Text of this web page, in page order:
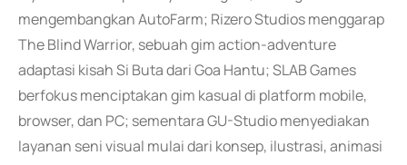
mengembangkan AutoFarm; Rizero Studios menggarap
The Blind Warrior, sebuah gim action-adventure
adaptasi kisah Si Buta dari Goa Hantu; SLAB Games
berfokus menciptakan gim kasual di platform mobile,
browser, dan PC; sementara GU-Studio menyediakan
layanan seni visual mulai dari konsep, ilustrasi, animasi